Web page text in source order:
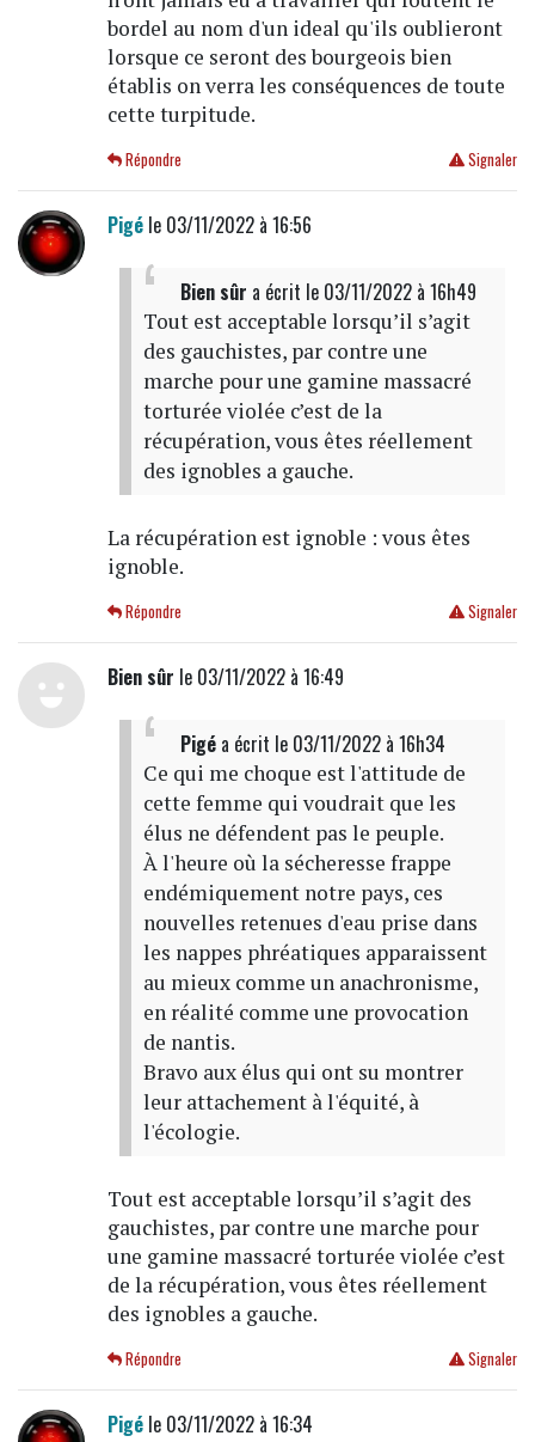
bordel au nom d'un ideal qu'ils oublieront
lorsque ce seront des bourgeois bien
établis on verra les conséquences de toute
cette turpitude.
Signaler
Répondre
Pigéle 03/11/2022 à 16:56
Bien sûr a écrit le 03/11/2022 à 16h49
Tout est acceptable lorsqu’il s’agit
des gauchistes, par contre une
marche pour une gamine massacré
torturée violée c’est de la
récupération, vous êtes réellement
des ignobles a gauche.
La récupération est ignoble : vous êtes
ignoble.
Signaler
Répondre
Bien sûr le 03/11/2022 à 16:49
Pigéa écrit le 03/11/2022 à 16h34
Ce qui me choque est l'attitude de
cette femme qui voudrait que les
élus ne défendent pas le peuple.
À l'heure où la sécheresse frappe
endémiquement notre pays, ces
nouvelles retenues d'eau prise dans
les nappes phréatiques apparaissent
au mieux comme un anachronisme,
en réalité comme une provocation
de nantis.
Bravo aux élus qui ont su montrer
leur attachement à l'équité, à
l'écologie.
Tout est acceptable lorsqu’il s’agit des
gauchistes, par contre une marche pour
une gamine massacré torturée violée c’est
de la récupération, vous êtes réellement
des ignobles a gauche.
Signaler
Répondre
Pigéle 03/11/2022 à 16:34